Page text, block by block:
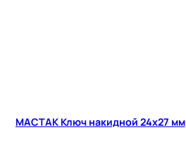
МАСТАК Ключ накидной 24х27 мм